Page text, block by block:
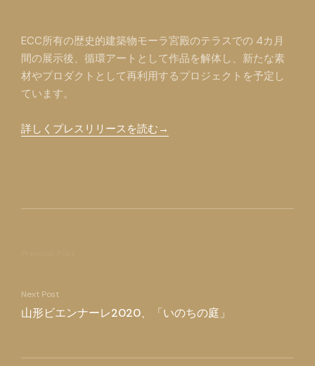
ECC所有の歴史的建築物モーラ宮殿のテラスでの 4カ月
間の展示後、循環アートとして作品を解体し、新たな素
材やプロダクトとして再利用するプロジェクトを予定し
ています。
詳しくプレスリリースを読む→
Next Post
山形ビエンナーレ2020、「いのちの庭」